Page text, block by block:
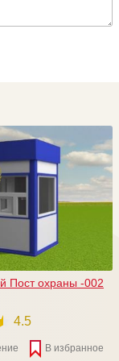
Пост охраны -002
4.5
В избранное